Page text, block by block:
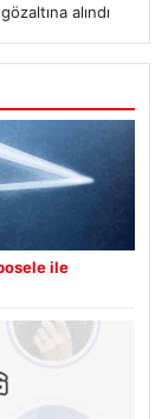
alındı
ile